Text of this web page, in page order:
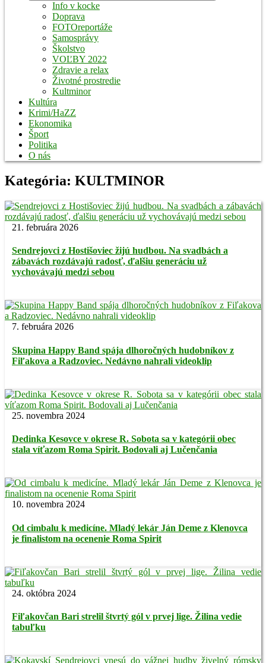
Info v kocke
Doprava
FOTOreportáže
Samosprávy
Školstvo
VOĽBY 2022
Zdravie a relax
Životné prostredie
Kultminor
Kultúra
Krimi/HaZZ
Ekonomika
Šport
Politika
O nás
Kategória: KULTMINOR
21. februára 2026
Sendrejovci z Hostišoviec žijú hudbou. Na svadbách a
zábavách rozdávajú radosť, ďalšiu generáciu už
vychovávajú medzi sebou
7. februára 2026
Skupina Happy Band spája dlhoročných hudobníkov z
Fiľakova a Radzoviec. Nedávno nahrali videoklip
25. novembra 2024
Dedinka Kesovce v okrese R. Sobota sa v kategórii obec
stala víťazom Roma Spirit. Bodovali aj Lučenčania
10. novembra 2024
Od cimbalu k medicíne. Mladý lekár Ján Deme z Klenovca
je finalistom na ocenenie Roma Spirit
24. októbra 2024
Fiľakovčan Bari strelil štvrtý gól v prvej lige. Žilina vedie
tabuľku